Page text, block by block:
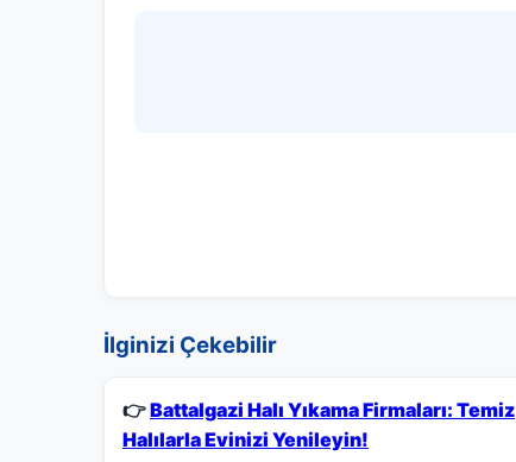
İlginizi Çekebilir
👉Battalgazi Halı Yıkama Firmaları: Temiz
Halılarla Evinizi Yenileyin!